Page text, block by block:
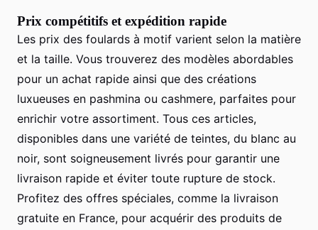
Prix compétitifs et expédition rapide
Les prix des foulards à motif varient selon la matière
et la taille. Vous trouverez des modèles abordables
pour un achat rapide ainsi que des créations
luxueuses en pashmina ou cashmere, parfaites pour
enrichir votre assortiment. Tous ces articles,
disponibles dans une variété de teintes, du blanc au
noir, sont soigneusement livrés pour garantir une
livraison rapide et éviter toute rupture de stock.
Profitez des offres spéciales, comme la livraison
gratuite en France, pour acquérir des produits de